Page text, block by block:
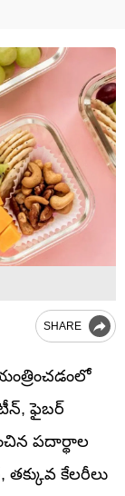
SHARE
ఫైబర్
పదార్థాల
కేలరీలు